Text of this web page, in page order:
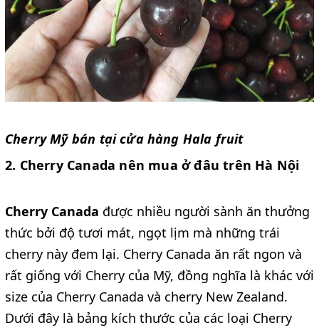
Cherry Mỹ bán tại cửa hàng Hala fruit
2. Cherry Canada nên mua ở đâu trên Hà Nội
Cherry Canada được nhiều người sành ăn thưởng
thức bởi độ tươi mát, ngọt lịm mà những trái
cherry này đem lại. Cherry Canada ăn rất ngon và
rất giống với Cherry của Mỹ, đồng nghĩa là khác với
size của Cherry Canada và cherry New Zealand.
Dưới đây là bảng kích thước của các loại Cherry